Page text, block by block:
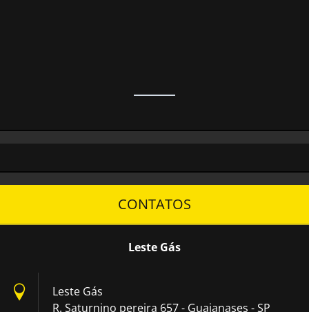
CONTATOS
Leste Gás
Leste Gás
R. Saturnino pereira 657 - Guaianases - SP